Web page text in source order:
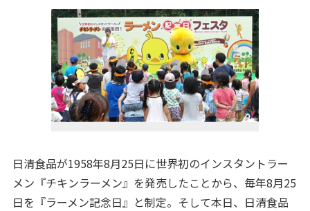
日清食品が1958年8月25日に世界初のインスタントラー
メン『チキンラーメン』を発売したことから、毎年8月25
日を『ラーメン記念日』と制定。そして本日、日清食品